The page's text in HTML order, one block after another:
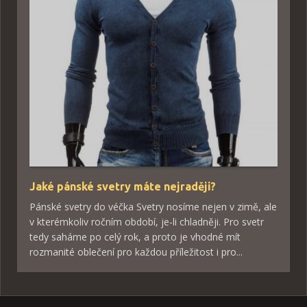
Jaké pánské svetry máte nejraději?
Pánské svetry do véčka Svetry nosíme nejen v zimě, ale
v kterémkoliv ročním období, je-li chladněji. Pro svetr
tedy saháme po celý rok, a proto je vhodné mít
rozmanité oblečení pro každou příležitost i pro...